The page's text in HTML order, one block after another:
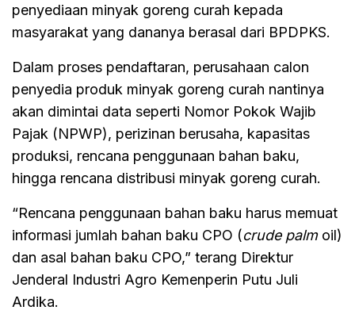
penyediaan minyak goreng curah kepada
masyarakat yang dananya berasal dari BPDPKS.
Dalam proses pendaftaran, perusahaan calon
penyedia produk minyak goreng curah nantinya
akan dimintai data seperti Nomor Pokok Wajib
Pajak (NPWP), perizinan berusaha, kapasitas
produksi, rencana penggunaan bahan baku,
hingga rencana distribusi minyak goreng curah.
“Rencana penggunaan bahan baku harus memuat
informasi jumlah bahan baku CPO (crude palm oil)
dan asal bahan baku CPO,” terang Direktur
Jenderal Industri Agro Kemenperin Putu Juli
Ardika.